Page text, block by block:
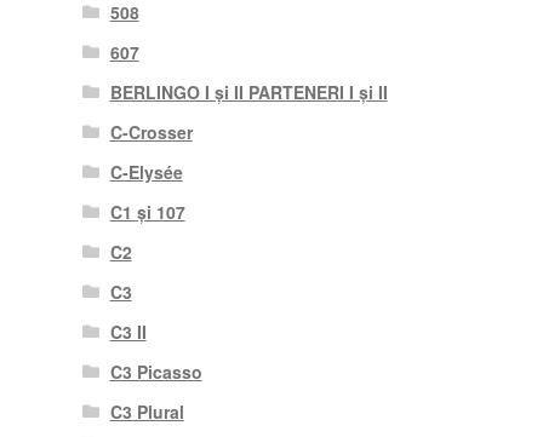
508
607
BERLINGO I și II PARTENERI I și II
C-Crosser
C-Elysée
C1 și 107
C2
C3
C3 II
C3 Picasso
C3 Plural